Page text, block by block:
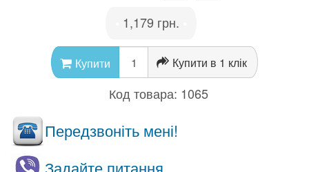
1,179 грн.
Купити Купити в 1 клік
Код товара: 1065
Передзвоніть мені!
Задайте питання